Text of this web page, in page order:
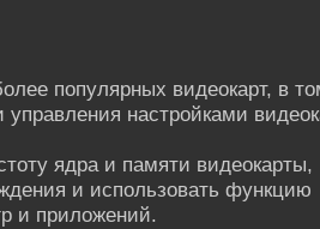
популярных видеокарт, в
настройками
ядра и памяти видеокарты,
и использовать функцию
и приложений.